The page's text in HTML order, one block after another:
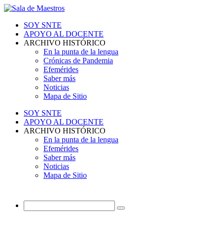
SOY SNTE
APOYO AL DOCENTE
ARCHIVO HISTÓRICO
En la punta de la lengua
Crónicas de Pandemia
Efemérides
Saber más
Noticias
Mapa de Sitio
SOY SNTE
APOYO AL DOCENTE
ARCHIVO HISTÓRICO
En la punta de la lengua
Efemérides
Saber más
Noticias
Mapa de Sitio